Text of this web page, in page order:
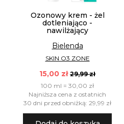
Ozonowy krem - żel
dotleniająco -
nawilżający
Bielenda
SKIN O3 ZONE
15,00 zł 29,99 zł
100 ml = 30,00 zł
Najniższa cena z ostatnich
30 dni przed obniżką: 29,99 zł